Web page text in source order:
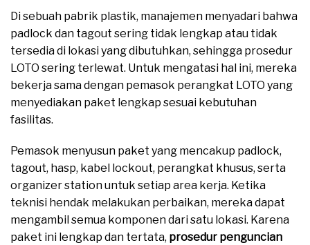
Di sebuah pabrik plastik, manajemen menyadari bahwa
padlock dan tagout sering tidak lengkap atau tidak
tersedia di lokasi yang dibutuhkan, sehingga prosedur
LOTO sering terlewat. Untuk mengatasi hal ini, mereka
bekerja sama dengan pemasok perangkat LOTO yang
menyediakan paket lengkap sesuai kebutuhan
fasilitas.
Pemasok menyusun paket yang mencakup padlock,
tagout, hasp, kabel lockout, perangkat khusus, serta
organizer station untuk setiap area kerja. Ketika
teknisi hendak melakukan perbaikan, mereka dapat
mengambil semua komponen dari satu lokasi. Karena
paket ini lengkap dan tertata, prosedur penguncian